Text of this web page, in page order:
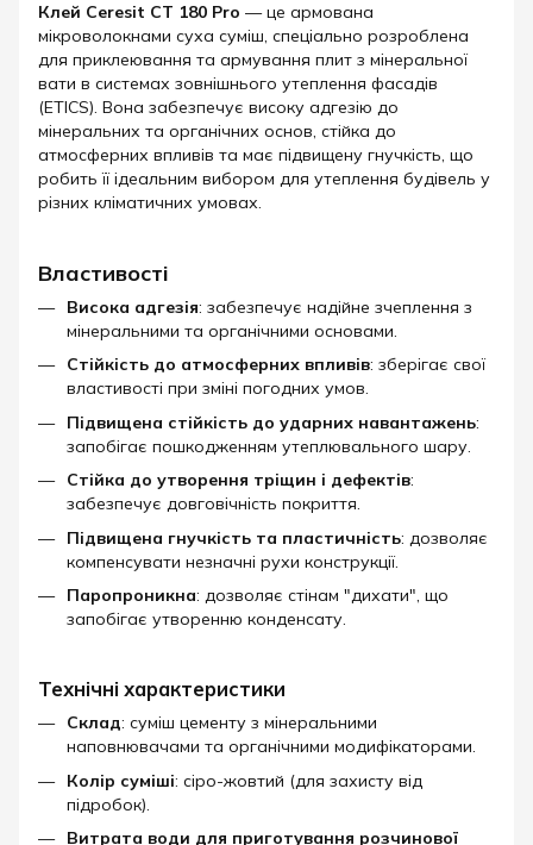
Клей Ceresit CT 180 Pro — це армована
мікроволокнами суха суміш, спеціально розроблена
для приклеювання та армування плит з мінеральної
вати в системах зовнішнього утеплення фасадів
(ETICS). Вона забезпечує високу адгезію до
мінеральних та органічних основ, стійка до
атмосферних впливів та має підвищену гнучкість, що
робить її ідеальним вибором для утеплення будівель у
різних кліматичних умовах.​
Властивості
Висока адгезія: забезпечує надійне зчеплення з
мінеральними та органічними основами.
Стійкість до атмосферних впливів: зберігає свої
властивості при зміні погодних умов.
Підвищена стійкість до ударних навантажень:
запобігає пошкодженням утеплювального шару.
Стійка до утворення тріщин і дефектів:
забезпечує довговічність покриття.
Підвищена гнучкість та пластичність: дозволяє
компенсувати незначні рухи конструкції.
Паропроникна: дозволяє стінам "дихати", що
запобігає утворенню конденсату.​
Технічні характеристики
Склад: суміш цементу з мінеральними
наповнювачами та органічними модифікаторами.
Колір суміші: сіро-жовтий (для захисту від
підробок).
Витрата води для приготування розчинової